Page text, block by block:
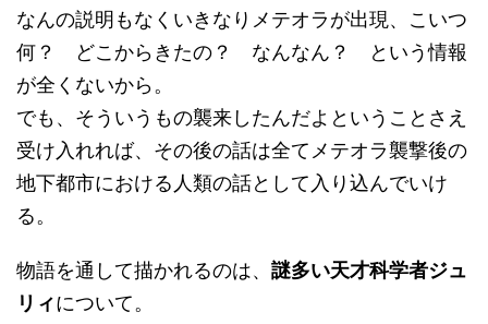
なんの説明もなくいきなりメテオラが出現、こいつ
何？ どこからきたの？ なんなん？ という情報
が全くないから。
でも、そういうもの襲来したんだよということさえ
受け入れれば、その後の話は全てメテオラ襲撃後の
地下都市における人類の話として入り込んでいけ
る。
物語を通して描かれるのは、 謎多い天才科学者ジュ
リィについて。